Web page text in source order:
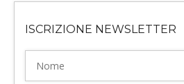
ISCRIZIONE NEWSLETTER